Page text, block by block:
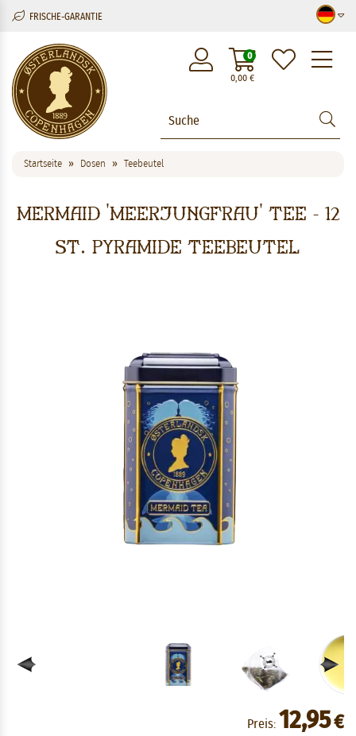
FRISCHE-GARANTIE
0,00€
0
Startseite Dosen Teebeutel
Mermaid 'Meerjungfrau' Tee - 12
St. Pyramide Teebeutel
Preis: 12,95€